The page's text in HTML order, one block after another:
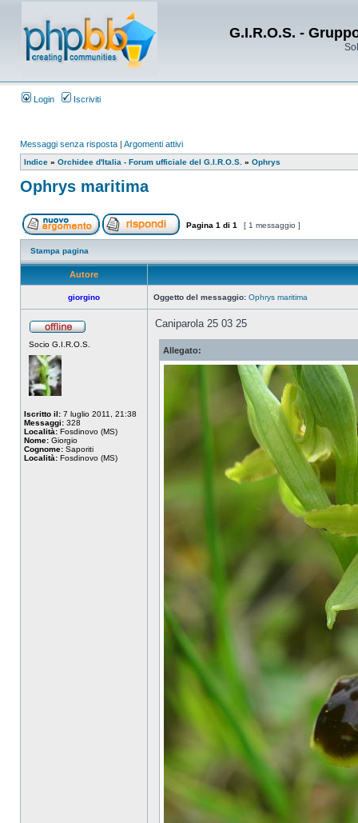
G.I.R.O.S. -
Login Iscriviti
Messaggi senza risposta | Argomenti attivi
Indice » Orchidee d'Italia - Forum ufficiale del G.I.R.O.S. » Ophrys
Ophrys maritima
Pagina 1 di 1 [ 1 messaggio ]
Stampa pagina
Autore
giorgino Oggetto del messaggio: Ophrys maritima
Socio G.I.R.O.S.
Iscritto il: 7 luglio 2011, 21:38
Messaggi: 328
Località: Fosdinovo (MS)
Nome: Giorgio
Cognome: Saporiti
Località: Fosdinovo (MS)
Caniparola 25 03 25
Allegato: